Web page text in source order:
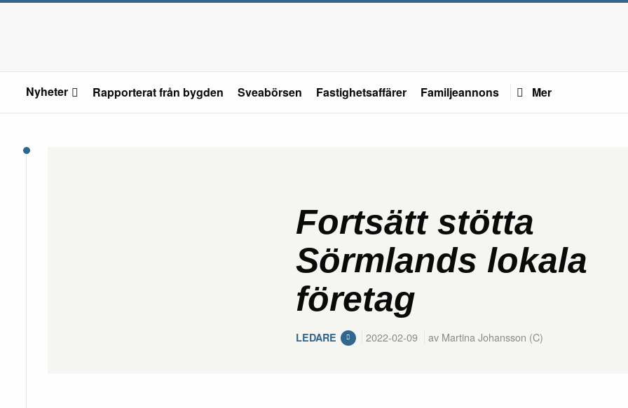
Nyheter Rapporterat från bygden Sveabörsen Fastighetsaffärer Familjeannons Mer
Fortsätt stötta
Sörmlands lokala
företag
LEDARE 2022-02-09 av Martina Johansson (C)